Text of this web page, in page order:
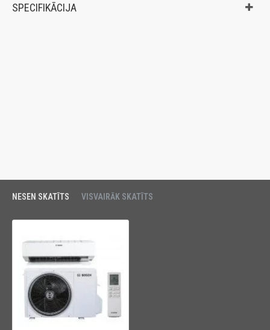
SPECIFIKĀCIJA
NESEN SKATĪTS VISVAIRĀK SKATĪTS